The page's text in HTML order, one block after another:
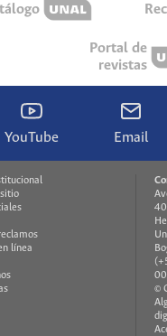
Portal de
revistas
YouTube Email
línea
©